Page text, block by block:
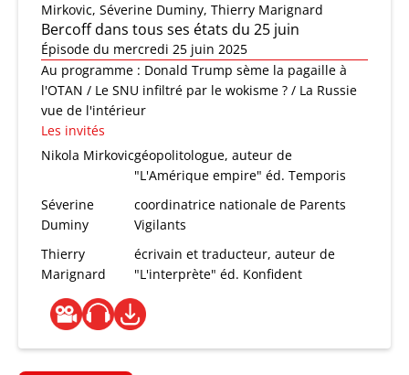
Mirkovic, Séverine Duminy, Thierry Marignard
Bercoff dans tous ses états du 25 juin
Épisode du mercredi 25 juin 2025
Au programme : Donald Trump sème la pagaille à
l'OTAN / Le SNU infiltré par le wokisme ? / La Russie
vue de l'intérieur
Les invités
Nikola Mirkovicgéopolitologue, auteur de
"L'Amérique empire" éd. Temporis
Séverine
Duminy
coordinatrice nationale de Parents
Vigilants
Thierry
Marignard
écrivain et traducteur, auteur de
"L'interprète" éd. Konfident